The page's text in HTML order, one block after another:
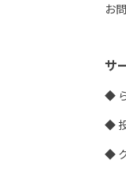
お
サ
◆
◆
◆